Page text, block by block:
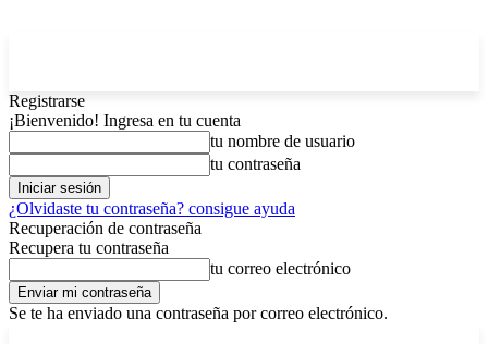
Registrarse
¡Bienvenido! Ingresa en tu cuenta
tu nombre de usuario
tu contraseña
¿Olvidaste tu contraseña? consigue ayuda
Recuperación de contraseña
Recupera tu contraseña
tu correo electrónico
Se te ha enviado una contraseña por correo electrónico.